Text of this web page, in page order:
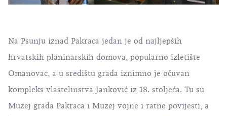
Na Psunju iznad Pakraca jedan je od najljepših
hrvatskih planinarskih domova, popularno izletište
Omanovac, a u središtu grada iznimno je očuvan
kompleks vlastelinstva Janković iz 18. stoljeća. Tu su
Muzej grada Pakraca i Muzej vojne i ratne povijesti, a